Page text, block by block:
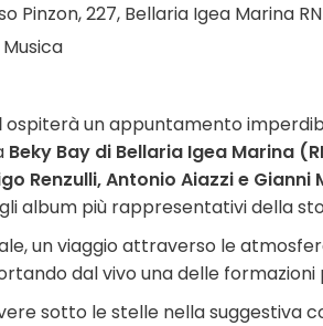
Pinzon, 227, Bellaria Igea Marina RN
ospiterà un appuntamento
Beky Bay di Bellaria Igea Marina
Renzulli, Antonio Aiazzi e
album più rappresentativi della
un viaggio attraverso le
dal vivo una delle
sotto le stelle nella suggestiva